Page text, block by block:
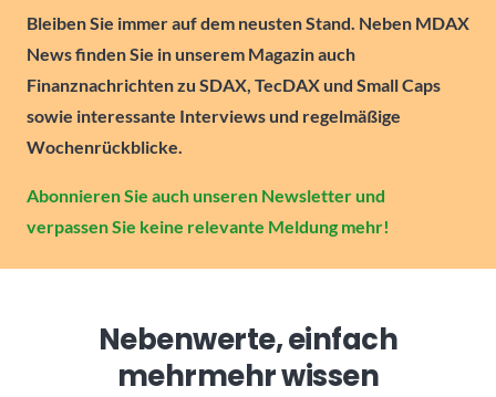
Bleiben Sie immer auf dem neusten Stand. Neben MDAX
News finden Sie in unserem Magazin auch
Finanznachrichten zu SDAX, TecDAX und Small Caps
sowie interessante Interviews und regelmäßige
Wochenrückblicke.
Abonnieren Sie auch unseren Newsletter und
verpassen Sie keine relevante Meldung mehr!
Nebenwerte, einfach
mehrmehr wissen